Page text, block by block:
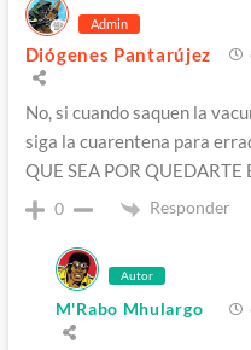
Admin
Diógenes Pantarújez
No, si cuando saquen la
siga la cuarentena para
QUE SEA POR QUEDARTE
0 Responder
Autor
M'Rabo Mhulargo